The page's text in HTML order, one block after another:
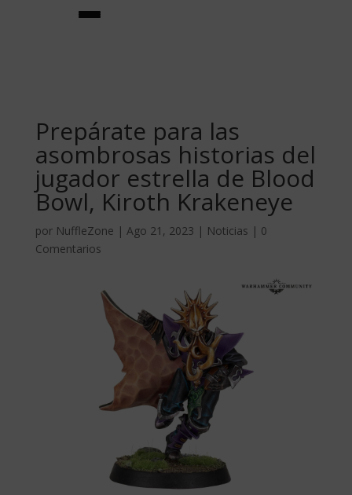
★creador de equipos★
★jugadores estrella★
habilidades
Prepárate para las
asombrosas historias del
jugador estrella de Blood
Bowl, Kiroth Krakeneye
por NuffleZone | Ago 21, 2023 | Noticias | 0
Comentarios